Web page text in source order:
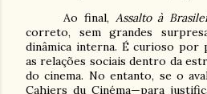
Ao final, Assalto à
correto, sem grandes
dinâmica interna. É curioso
as relações sociais dentro da
do cinema. No entanto, se o
Cahiers du Cinéma—para